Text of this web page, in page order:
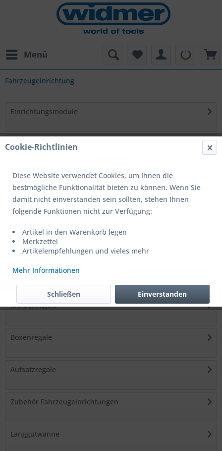
Menü
Fahrzeugeinrichtung
Einrichtungsmodule
Unterbauten
Werkbänke
Schubladenschränke
Kofferschränke
Sortimentskoffer
Muldenregale
Boxenregale
Aufsatzregale
Zubehör Fahrzeugeinrichtungen
Langgutwanne
Cookie-Richtlinien
Diese Website verwendet Cookies, um Ihnen die
bestmögliche Funktionalität bieten zu können. Wenn Sie
damit nicht einverstanden sein sollten, stehen Ihnen
folgende Funktionen nicht zur Verfügung:
Artikel in den Warenkorb legen
Merkzettel
Artikelempfehlungen und vieles mehr
Mehr Informationen
Einverstanden
Schließen